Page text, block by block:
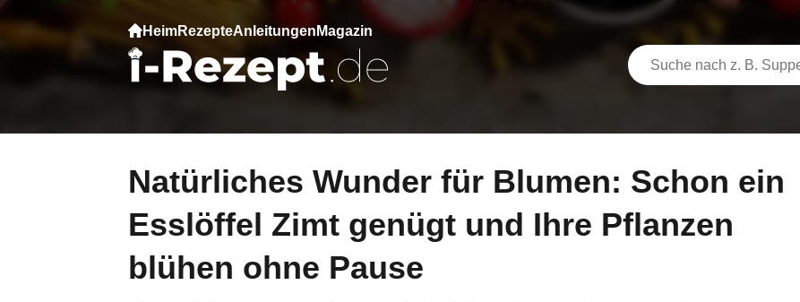
HeimRezepteAnleitungen Magazin
Natürliches Wunder für Blumen: Schon ein
Esslöffel Zimt genügt und Ihre Pflanzen
blühen ohne Pause